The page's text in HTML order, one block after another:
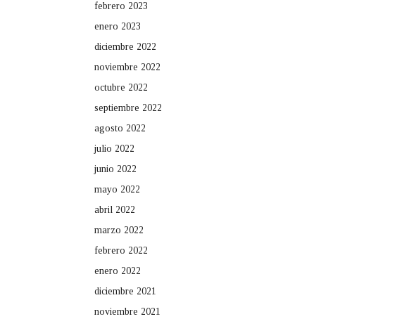
febrero 2023
enero 2023
diciembre 2022
noviembre 2022
octubre 2022
septiembre 2022
agosto 2022
julio 2022
junio 2022
mayo 2022
abril 2022
marzo 2022
febrero 2022
enero 2022
diciembre 2021
noviembre 2021